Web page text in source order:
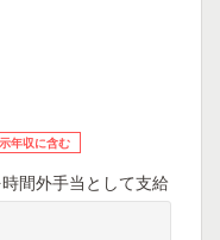
年収に含む
間外手当として支給